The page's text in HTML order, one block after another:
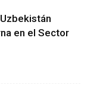
en el Sector